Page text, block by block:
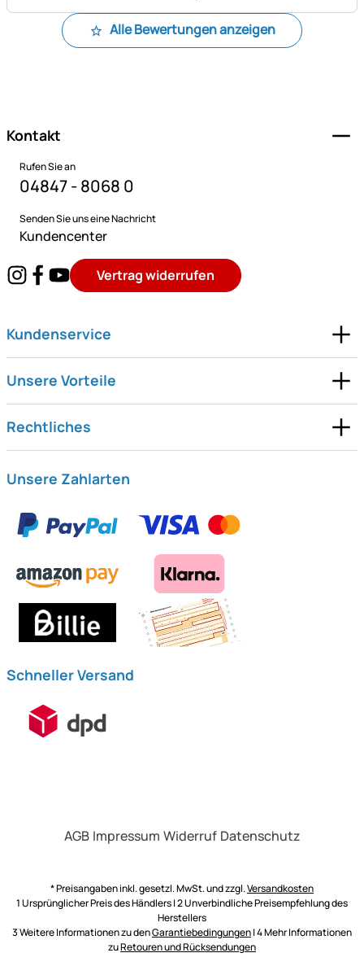
Alle Bewertungen anzeigen
Kontakt
Rufen Sie an
04847 - 8068 0
Senden Sie uns eine Nachricht
Kundencenter
Vertrag widerrufen
Kundenservice
Unsere Vorteile
Rechtliches
Unsere Zahlarten
Schneller Versand
AGB Impressum Widerruf Datenschutz
* Preisangaben inkl. gesetzl. MwSt. und zzgl.Versandkosten
1 Ursprünglicher Preis des Händlers | 2 Unverbindliche Preisempfehlung des
Herstellers
3 Weitere Informationen zu denGarantiebedingungen| 4 Mehr Informationen
zuRetouren und Rücksendungen